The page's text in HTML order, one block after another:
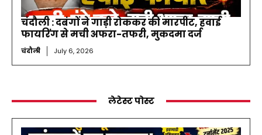
चंदौली : दबंगों ने गाड़ी रोककर की मारपीट, हवाई
फायरिंग से मची अफरा-तफरी, मुकदमा दर्ज
चंदौली July 6, 2026
लेटेस्ट पोस्ट